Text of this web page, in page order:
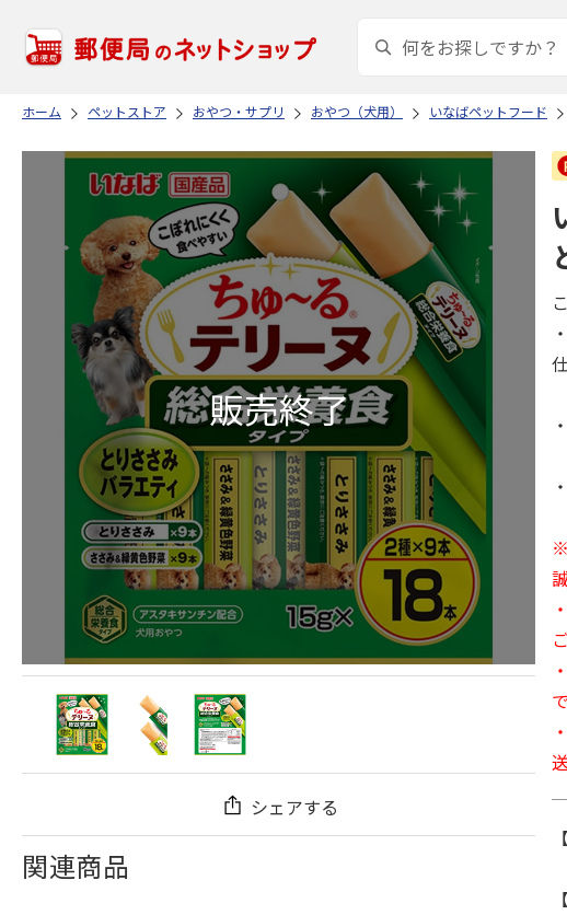
ホーム ペットストア おやつ・サプリ おやつ（犬用） いなばペットフード
シェアする
関連商品
送